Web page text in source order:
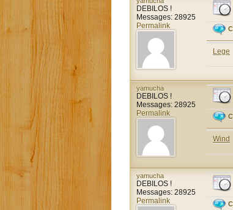
DEBILOS !
Messages: 28925
Permalink
Lege
yamucha
DEBILOS !
Messages: 28925
Permalink
Wind
yamucha
DEBILOS !
Messages: 28925
Permalink